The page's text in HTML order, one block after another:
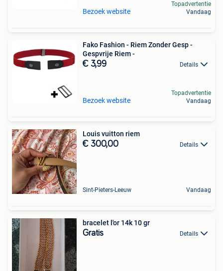
Bezoek website
Topadvertentie
Vandaag
Fako Fashion - Riem Zonder Gesp -
Gespvrije Riem -
€ 3,99 Details
Bezoek website
Topadvertentie
Vandaag
Louis vuitton riem
€ 300,00 Details
Sint-Pieters-Leeuw Vandaag
bracelet l'or 14k 10 gr
Gratis Details